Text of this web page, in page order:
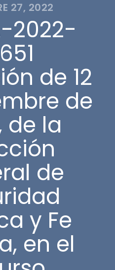
27, 2022
2022-
de 12
de
de la
de
y Fe
en el